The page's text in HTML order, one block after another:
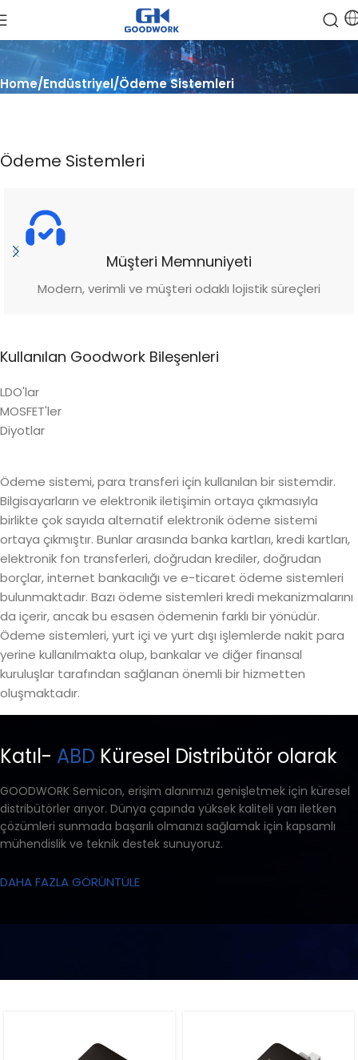
Home Endüstriyel Ödeme Sistemleri
Ödeme Sistemleri
Müşteri Memnuniyeti
Modern, verimli ve müşteri odaklı lojistik süreçleri
Kullanılan Goodwork Bileşenleri
LDO'lar
MOSFET'ler
Diyotlar
Ödeme sistemi, para transferi için kullanılan bir sistemdir.
Bilgisayarların ve elektronik iletişimin ortaya çıkmasıyla
birlikte çok sayıda alternatif elektronik ödeme sistemi
ortaya çıkmıştır. Bunlar arasında banka kartları, kredi kartları,
elektronik fon transferleri, doğrudan krediler, doğrudan
borçlar, internet bankacılığı ve e-ticaret ödeme sistemleri
bulunmaktadır. Bazı ödeme sistemleri kredi mekanizmalarını
da içerir, ancak bu esasen ödemenin farklı bir yönüdür.
Ödeme sistemleri, yurt içi ve yurt dışı işlemlerde nakit para
yerine kullanılmakta olup, bankalar ve diğer finansal
kuruluşlar tarafından sağlanan önemli bir hizmetten
oluşmaktadır.
Katıl- ABD Küresel Distribütör olarak
GOODWORK Semicon, erişim alanımızı genişletmek için küresel
distribütörler arıyor. Dünya çapında yüksek kaliteli yarı iletken
çözümleri sunmada başarılı olmanızı sağlamak için kapsamlı
mühendislik ve teknik destek sunuyoruz.
DAHA FAZLA GÖRÜNTÜLE